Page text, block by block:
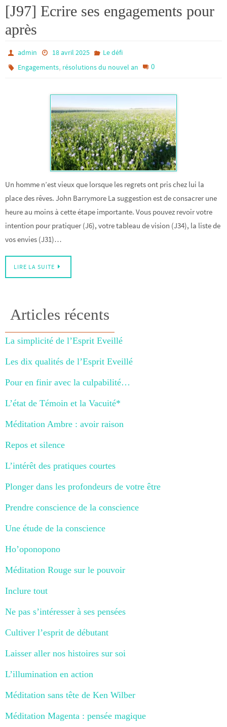
[J97] Ecrire ses engagements pour
après
admin 18 avril 2025
Le défi
Engagements, résolutions du nouvel an 0
Un homme n’est vieux que lorsque les regrets ont pris chez lui la
place des rêves. John Barrymore La suggestion est de consacrer une
heure au moins à cette étape importante. Vous pouvez revoir votre
intention pour pratiquer (J6), votre tableau de vision (J34), la liste de
vos envies (J31)…
LIRE LA SUITE
Articles récents
La simplicité de l’Esprit Eveillé
Les dix qualités de l’Esprit Eveillé
Pour en finir avec la culpabilité…
L’état de Témoin et la Vacuité*
Méditation Ambre : avoir raison
Repos et silence
L’intérêt des pratiques courtes
Plonger dans les profondeurs de votre être
Prendre conscience de la conscience
Une étude de la conscience
Ho’oponopono
Méditation Rouge sur le pouvoir
Inclure tout
Ne pas s’intéresser à ses pensées
Cultiver l’esprit de débutant
Laisser aller nos histoires sur soi
L’illumination en action
Méditation sans tête de Ken Wilber
Méditation Magenta : pensée magique